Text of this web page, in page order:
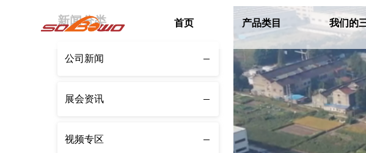
首页 产品类目 我们的
新闻分类
公司新闻
展会资讯
视频专区